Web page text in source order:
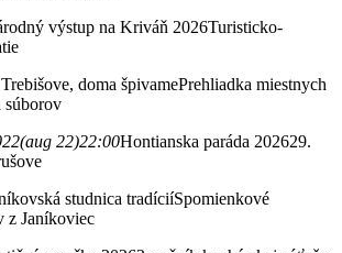
výstup na Kriváň 2026Turisticko-
doma špivamePrehliadka miestnych
súborov
22(aug 22)22:00Hontianska paráda 202629.
studnica tradíciíSpomienkové
z Janíkoviec